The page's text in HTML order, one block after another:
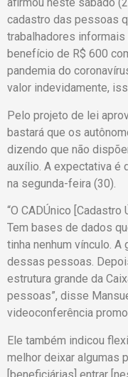
afirmou neste sábado
cadastro das pessoas
trabalhadores
benefício de R$ 600
pandemia do
valor indevidamente,
Pelo projeto de lei
bastará que os
dizendo que não
auxílio. A expectativa é
na segunda-feira (30).
“O CADÚnico
Tem bases de dados
tinha nenhum vínculo.
dessas pessoas.
estrutura grande da
pessoas”, disse
videoconferência
Ele também indicou
melhor deixar algumas
[beneficiárias] entrar